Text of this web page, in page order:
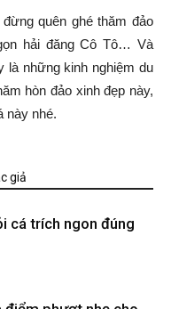
quên ghé thăm đảo
hải đăng Cô Tô… Và
là những kinh nghiệm du
hòn đảo xinh đẹp này,
này nhé.
giả
cá trích ngon đúng